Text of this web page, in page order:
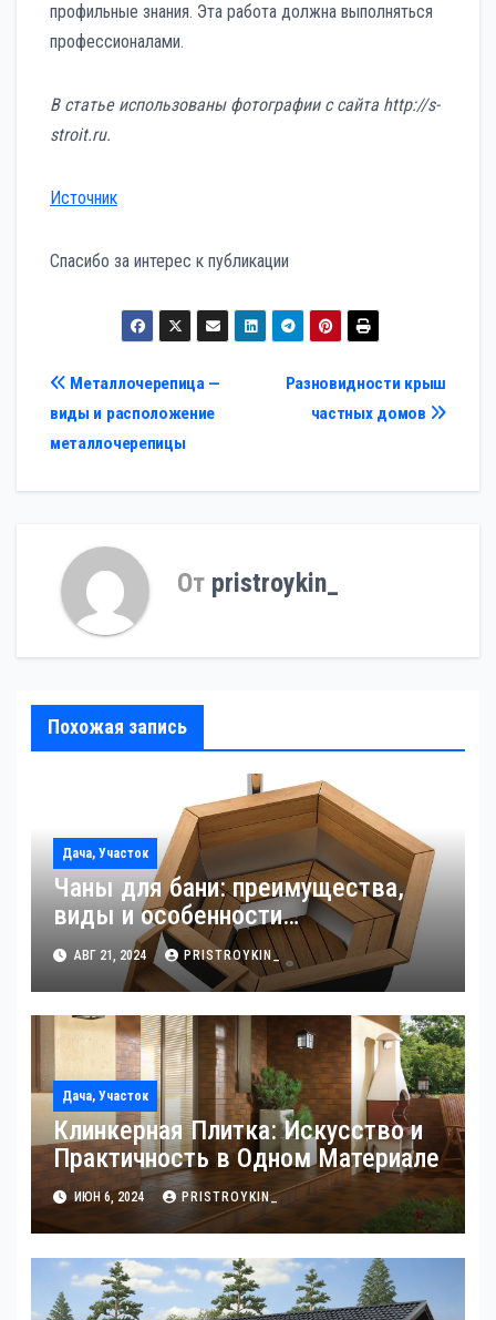
профильные знания. Эта работа должна выполняться
профессионалами.
В статье использованы фотографии с сайта http://s-
stroit.ru.
Источник
Спасибо за интерес к публикации
Навигация
по
записям
Разновидности крыш
частных домов
Металлочерепица —
виды и расположение
металлочерепицы
От pristroykin_
Похожая запись
Дача, Участок
Чаны для бани: преимущества,
виды и особенности
использования
АВГ 21, 2024 PRISTROYKIN_
Дача, Участок
Клинкерная Плитка: Искусство и
Практичность в Одном Материале
ИЮН 6, 2024 PRISTROYKIN_